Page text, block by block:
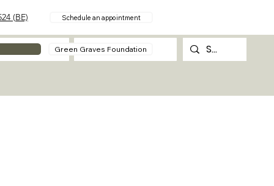
(BE) Schedule an appointment
Contact
Green Graves Foundation